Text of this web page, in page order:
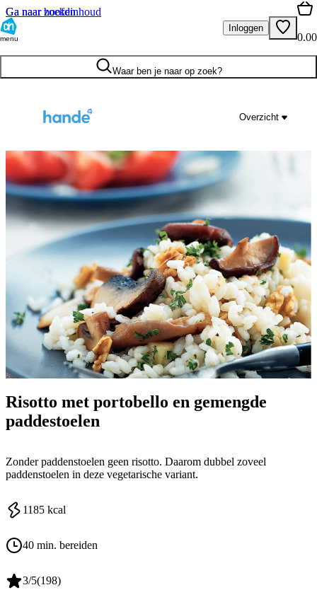
Ga naar hoofdinhoud
Ga naar zoeken
menu
Inloggen
0.00
Waar ben je naar op zoek?
Overzicht
Risotto met portobello en gemengde
paddestoelen
Zonder paddenstoelen geen risotto. Daarom dubbel zoveel
paddenstoelen in deze vegetarische variant.
1185 kcal
40 min. bereiden
3/5(198)